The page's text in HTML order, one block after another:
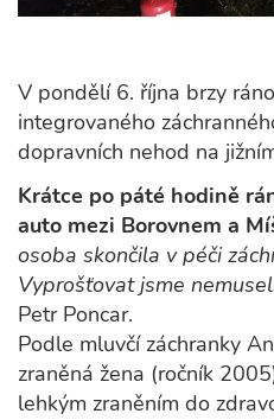
V pondělí 6. října brzy
integrovaného
dopravních nehod na
Krátce po páté hodině
auto mezi Borovnem a
osoba skončila v péči
Vyprošťovat jsme
Petr Poncar.
Podle mluvčí záchranky
zraněná žena (ročník
lehkým zraněním do